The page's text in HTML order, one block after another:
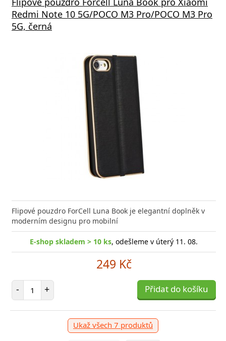
Redmi Note 10 5G/POCO M3 Pro/POCO M3 Pro
5G, černá
Flipové pouzdro ForCell Luna Book je elegantní doplněk v
moderním designu pro mobilní
E-shop skladem > 10 ks, odešleme v úterý 11. 08.
249 Kč
- Počet položek
+ Přidat do košíku
Ukaž všech 7 produktů